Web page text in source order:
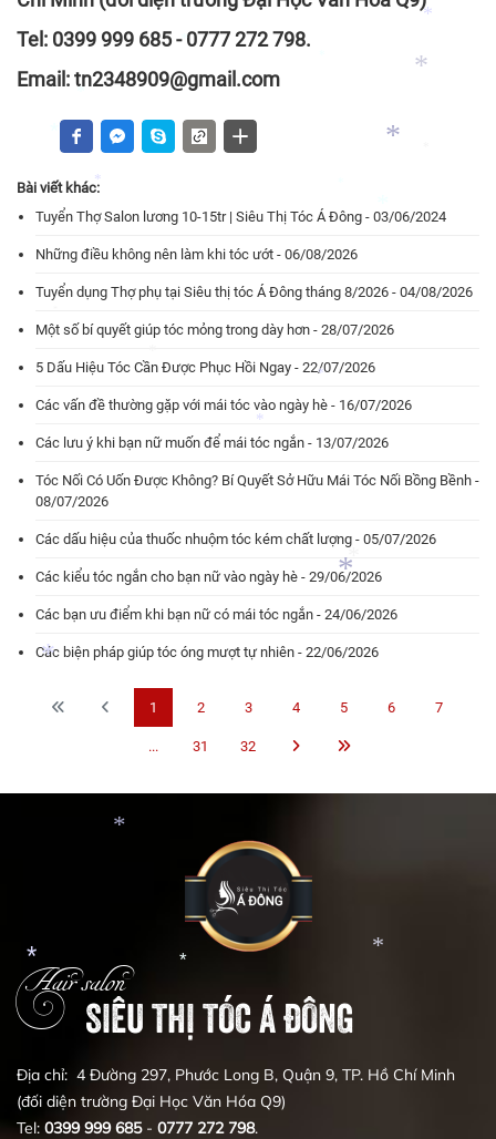
*
*
*
*
*
*
*
Tel: 0399 999 685 - 0777 272 798.
Email: tn2348909@gmail.com
Bài viết khác:
Tuyển Thợ Salon lương 10-15tr | Siêu Thị Tóc Á Đông - 03/06/2024
Những điều không nên làm khi tóc ướt - 06/08/2026
Tuyển dụng Thợ phụ tại Siêu thị tóc Á Đông tháng 8/2026 - 04/08/2026
Một số bí quyết giúp tóc mỏng trong dày hơn - 28/07/2026
5 Dấu Hiệu Tóc Cần Được Phục Hồi Ngay - 22/07/2026
Các vấn đề thường gặp với mái tóc vào ngày hè - 16/07/2026
Các lưu ý khi bạn nữ muốn để mái tóc ngắn - 13/07/2026
Tóc Nối Có Uốn Được Không? Bí Quyết Sở Hữu Mái Tóc Nối Bồng Bềnh -
08/07/2026
Các dấu hiệu của thuốc nhuộm tóc kém chất lượng - 05/07/2026
Các kiểu tóc ngắn cho bạn nữ vào ngày hè - 29/06/2026
Các bạn ưu điểm khi bạn nữ có mái tóc ngắn - 24/06/2026
Các biện pháp giúp tóc óng mượt tự nhiên - 22/06/2026
1 2 3 4 5 6 7
... 31 32
Hair salon
SIÊU THỊ TÓC Á ĐÔNG
Địa chỉ: 4 Đường 297, Phước Long B, Quận 9, TP. Hồ Chí Minh
(đối diện trường Đại Học Văn Hóa Q9)
Tel: 0399 999 685- 0777 272 798.